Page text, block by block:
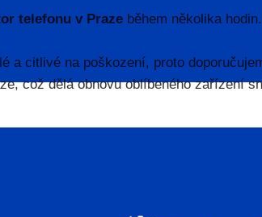
telefonu v Prazeběhem několika
a citlivé na poškození, proto
což dělá obnovu oblíbeného zařízení